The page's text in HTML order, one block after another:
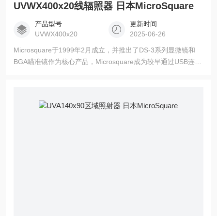
UVWX400x20线辐照器 日本MicroSquare
产品型号
UVWX400x20
更新时间
2025-06-26
Microsquare于1999年2月成立，并推出了DS-3系列显微镜和
BGA瞄准镜作为核心产品，Microsquare成为较早通过USB连接